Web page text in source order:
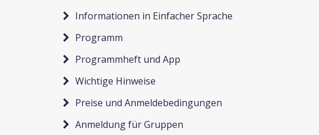
Informationen in Einfacher Sprache
Programm
Programmheft und App
Wichtige Hinweise
Preise und Anmeldebedingungen
Anmeldung für Gruppen